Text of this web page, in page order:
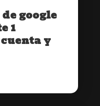
google
1
y